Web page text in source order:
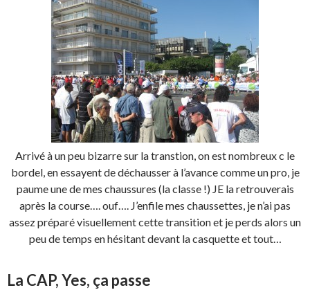
Arrivé à un peu bizarre sur la transtion, on est nombreux c le
bordel, en essayent de déchausser à l’avance comme un pro, je
paume une de mes chaussures (la classe !) JE la retrouverais
après la course…. ouf…. J’enfile mes chaussettes, je n’ai pas
assez préparé visuellement cette transition et je perds alors un
peu de temps en hésitant devant la casquette et tout…
La CAP, Yes, ça passe